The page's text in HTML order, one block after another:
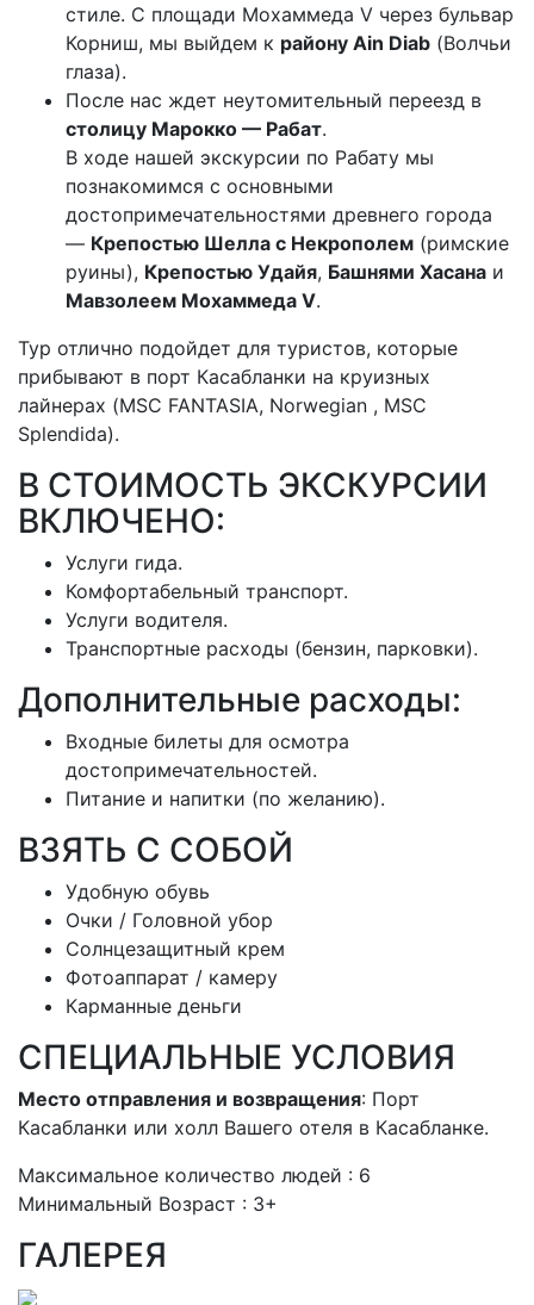
стиле. С площади Мохаммеда V через бульвар
Корниш, мы выйдем к району Ain Diab (Волчьи
глаза).
После нас ждет неутомительный переезд в
столицу Марокко — Рабат.
В ходе нашей экскурсии по Рабату мы
познакомимся с основными
достопримечательностями древнего города
— Крепостью Шелла с Некрополем (римские
руины), Крепостью Удайя, Башнями Хасана и
Мавзолеем Мохаммеда V.
Тур отлично подойдет для туристов, которые
прибывают в порт Касабланки на круизных
лайнерах (MSC FANTASIA, Norwegian , MSC
Splendida).
В СТОИМОСТЬ ЭКСКУРСИИ
ВКЛЮЧЕНО:
Услуги гида.
Комфортабельный транспорт.
Услуги водителя.
Транспортные расходы (бензин, парковки).
Дополнительные расходы:
Входные билеты для осмотра
достопримечательностей.
Питание и напитки (по желанию).
ВЗЯТЬ С СОБОЙ
Удобную обувь
Очки / Головной убор
Солнцезащитный крем
Фотоаппарат / камеру
Карманные деньги
СПЕЦИАЛЬНЫЕ УСЛОВИЯ
Место отправления и возвращения: Порт
Касабланки или холл Вашего отеля в Касабланке.
Максимальное количество людей : 6
Минимальный Возраст : 3+
ГАЛЕРЕЯ